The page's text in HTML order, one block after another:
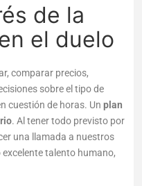
de la
el duelo
comparar precios,
sobre el tipo de
cuestión de horas. Un plan
. Al tener todo previsto por
una llamada a nuestros
talento humano,